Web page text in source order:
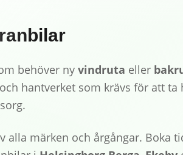
behöver ny vindruta eller
hantverket som krävs för att ta
alla märken och årgångar. Boka